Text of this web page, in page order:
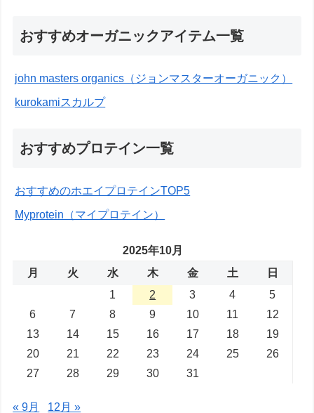
おすすめオーガニックアイテム一覧
john masters organics（ジョンマスターオーガニック）
kurokamiスカルプ
おすすめプロテイン一覧
おすすめのホエイプロテインTOP5
Myprotein（マイプロテイン）
2025年10月
月
火 水 木 金 土
日
1
2 3 4
5
6
7 8 9 10 11
12
13
14 15 16 17 18
19
20
21 22 23 24 25
26
27
28 29 30 31
« 9月 12月 »